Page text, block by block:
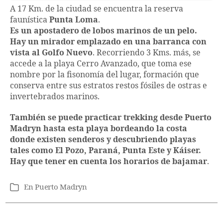
A 17 Km. de la ciudad se encuentra la reserva
faunística Punta Loma.
Es un apostadero de lobos marinos de un pelo.
Hay un mirador emplazado en una barranca con
vista al Golfo Nuevo. Recorriendo 3 Kms. más, se
accede a la playa Cerro Avanzado, que toma ese
nombre por la fisonomía del lugar, formación que
conserva entre sus estratos restos fósiles de ostras e
invertebrados marinos.
También se puede practicar trekking desde Puerto
Madryn hasta esta playa bordeando la costa
donde existen senderos y descubriendo playas
tales como El Pozo, Paraná, Punta Este y Káiser.
Hay que tener en cuenta los horarios de bajamar.
Categorías
EnPuerto Madryn